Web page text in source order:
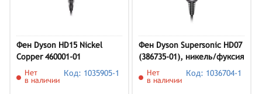
Фен Dyson HD15 Nickel
Copper 460001-01
Нет
в наличии
Код: 1035905-1
Фен Dyson Supersonic HD07
(386735-01), никель/фуксия
Нет
в наличии
Код: 1036704-1